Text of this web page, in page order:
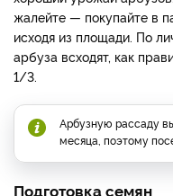
жалейте — покупайте в
исходя из площади. По
арбуза всходят, как
1/3.
Арбузную рассаду
месяца, поэтому
Подготовка семян